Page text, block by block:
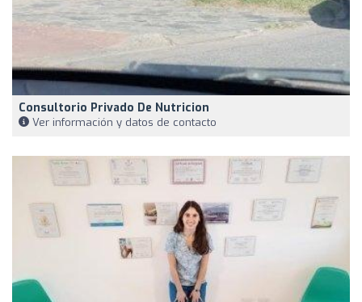
Consultorio Privado De Nutricion
Ver información y datos de contacto